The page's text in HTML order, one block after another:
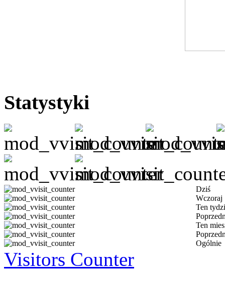
Statystyki
Dziś
Wczoraj
Ten
Ten
Ogólnie
Visitors Counter